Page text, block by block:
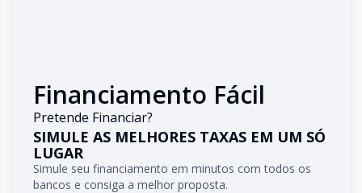
Financiamento Fácil
Pretende Financiar?
SIMULE AS MELHORES TAXAS EM UM SÓ
LUGAR
Simule seu financiamento em minutos com todos os
bancos e consiga a melhor proposta.